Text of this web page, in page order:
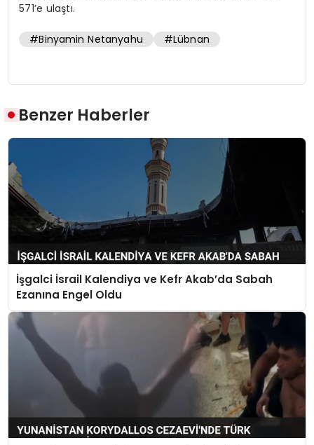
571’e ulaştı.
#Binyamin Netanyahu #Lübnan
Benzer Haberler
İşgalci İsrail Kalendiya ve Kefr Akab’da Sabah
Ezanına Engel Oldu